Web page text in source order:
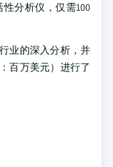
分析仪，仅需100
业的深入分析，并
百万美元）进行了